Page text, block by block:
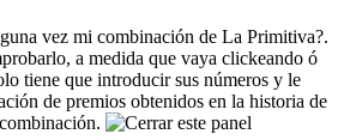
vez mi combinación de La Primitiva?.
a medida que vaya clickeando ó
tiene que introducir sus números y le
de premios obtenidos en la historia de